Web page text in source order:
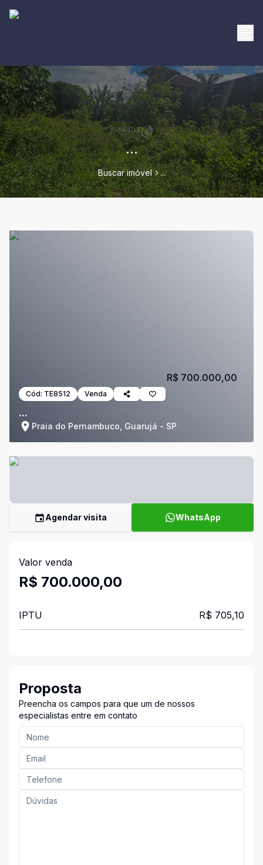
...
Buscar imóvel ...
Cód: TE8512 Venda
...
Praia do Pernambuco, Guarujá - SP
R$ 700.000,00
Agendar visita WhatsApp
Valor venda
R$ 700.000,00
IPTU R$ 705,10
Proposta
Preencha os campos para que um de nossos
especialistas entre em contato